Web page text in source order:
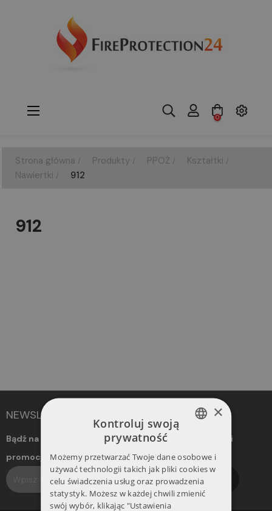
Toggle
navigation
☰ 0
Strona główna Produkty PPOŻ
Kształtki
Nawiertki
912
912
NEWSLETTER
Bądź na bieżąco! Otrzymuj informacje o nowościach i
promocjach. Dołącz do naszego newslettera.
Subskrybuj
ENGLISH
×
Kontroluj swoją
prywatność
Możemy przetwarzać Twoje dane osobowe i
używać technologii takich jak pliki cookies w
celu świadczenia usług oraz prowadzenia
statystyk. Możesz w każdej chwili zmienić
swój wybór, klikając "Ustawienia